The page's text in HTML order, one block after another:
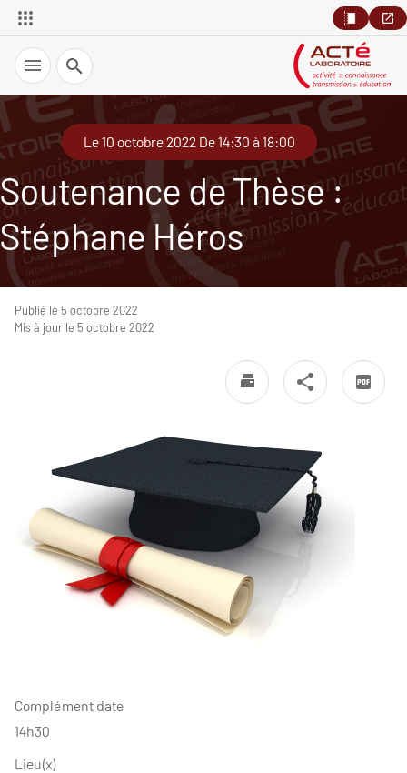
Recherche
Le 10 octobre 2022 De 14:30 à 18:00
Soutenance de Thèse :
Stéphane Héros
Publié le 5 octobre 2022
Mis à jour le 5 octobre 2022
Complément date
14h30
Lieu(x)